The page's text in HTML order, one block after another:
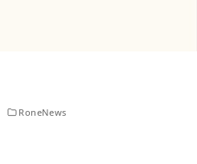
RoneNews